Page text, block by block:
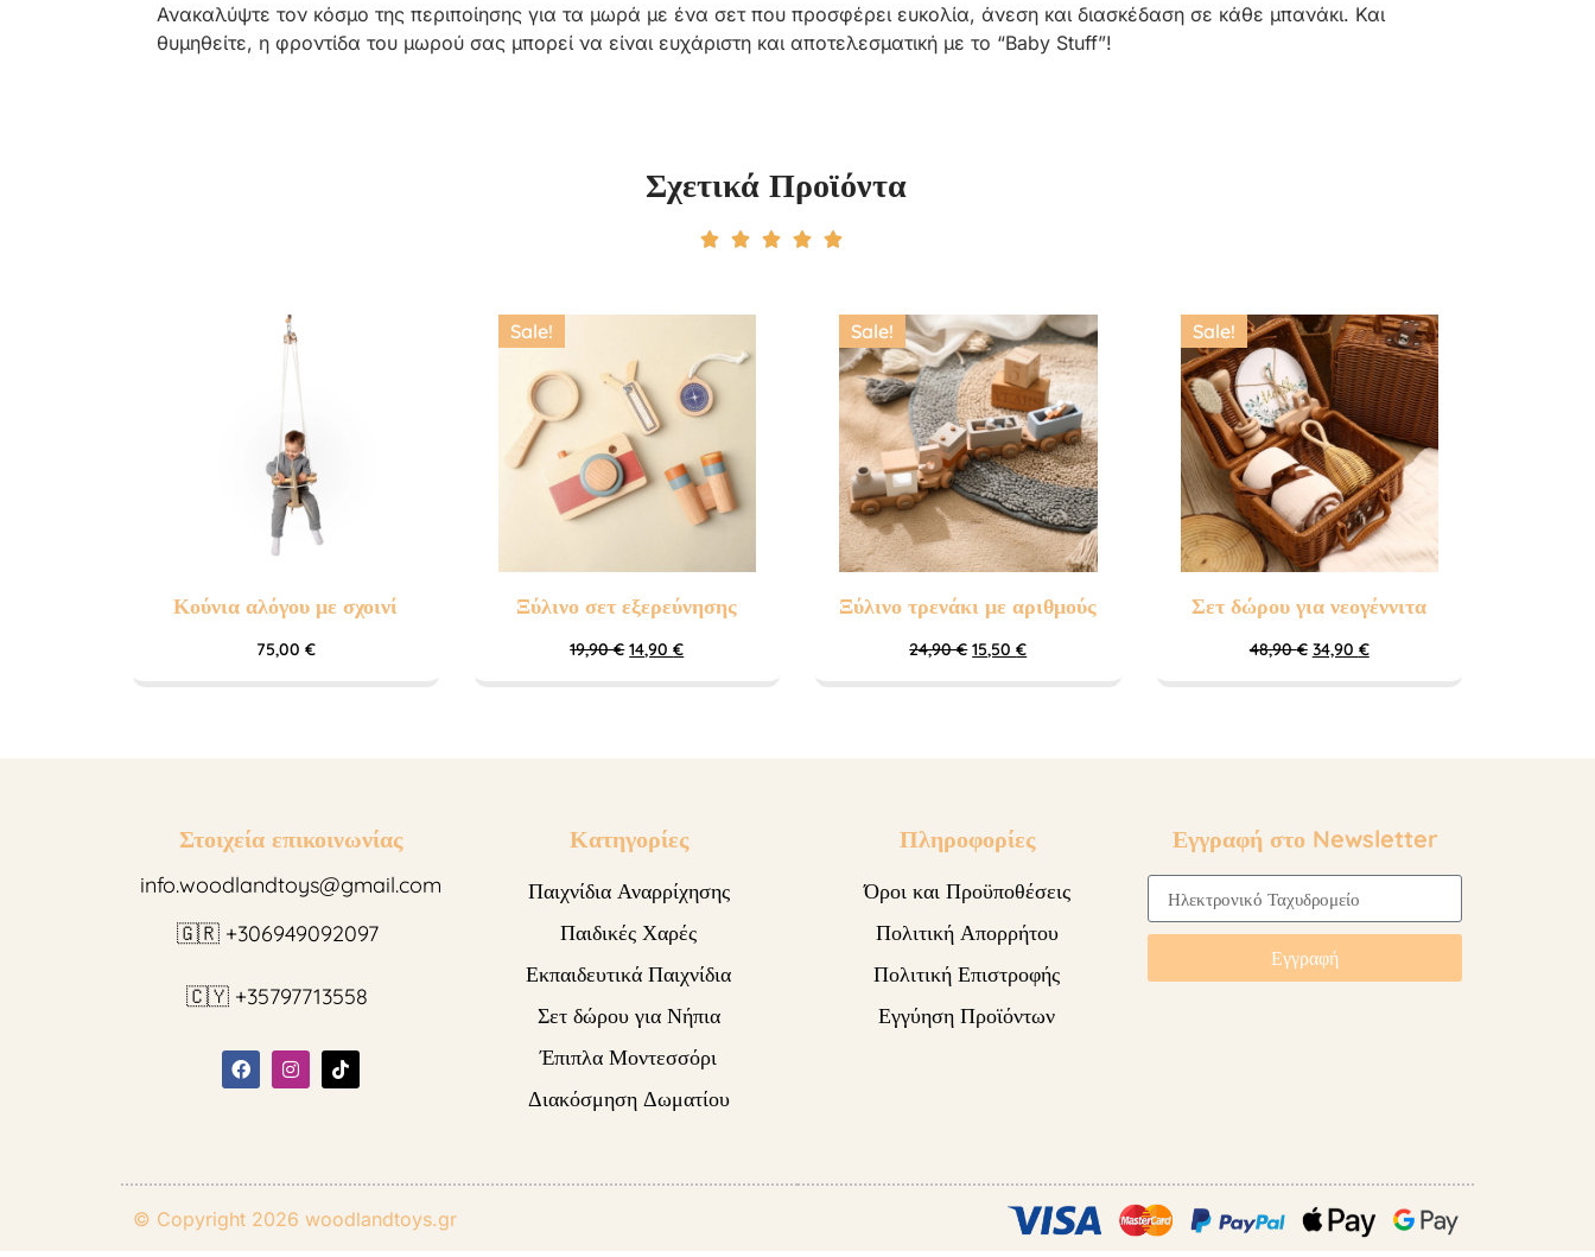
Ανακαλύψτε τον κόσμο της περιποίησης για τα μωρά με ένα σετ που προσφέρει ευκολία, άνεση και διασκέδαση σε κάθε μπανάκι. Και
θυμηθείτε, η φροντίδα του μωρού σας μπορεί να είναι ευχάριστη και αποτελεσματική με το “Baby Stuff”!
Σχετικά Προϊόντα
    
Κούνια αλόγου με σχοινί
75,00 €
Sale!
Ξύλινο σετ εξερεύνησης
19,90€ 14,90€
Sale!
Ξύλινο τρενάκι με αριθμούς
24,90€ 15,50€
Sale!
Σετ δώρου για νεογέννιτα
48,90€ 34,90 €
Στοιχεία επικοινωνίας
info.woodlandtoys@gmail.com
🇬🇷 +306949092097
🇨🇾 +35797713558
Κατηγορίες
Παιχνίδια Αναρρίχησης
Παιδικές Χαρές
Εκπαιδευτικά Παιχνίδια
Σετ δώρου για Νήπια
Έπιπλα Μοντεσσόρι
Διακόσμηση Δωματίου
Πληροφορίες
Όροι και Προϋποθέσεις
Πολιτική Απορρήτου
Πολιτική Επιστροφής
Εγγύηση Προϊόντων
Εγγραφή στο Newsletter
Εγγραφή
© Copyright 2026 woodlandtoys.gr